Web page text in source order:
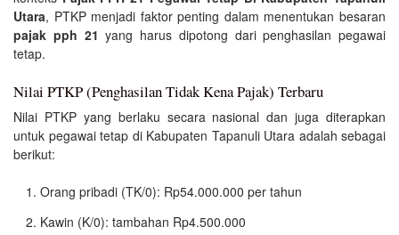
Utara, PTKP menjadi faktor penting dalam menentukan besaran
pajak pph 21 yang harus dipotong dari penghasilan pegawai
tetap.
Nilai PTKP (Penghasilan Tidak Kena Pajak) Terbaru
Nilai PTKP yang berlaku secara nasional dan juga diterapkan
untuk pegawai tetap di Kabupaten Tapanuli Utara adalah sebagai
berikut:
Orang pribadi (TK/0): Rp54.000.000 per tahun
Kawin (K/0): tambahan Rp4.500.000